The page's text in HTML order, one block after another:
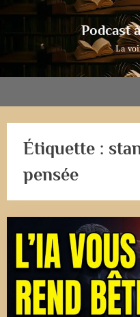
Podcast
La
Étiquette :
pensée